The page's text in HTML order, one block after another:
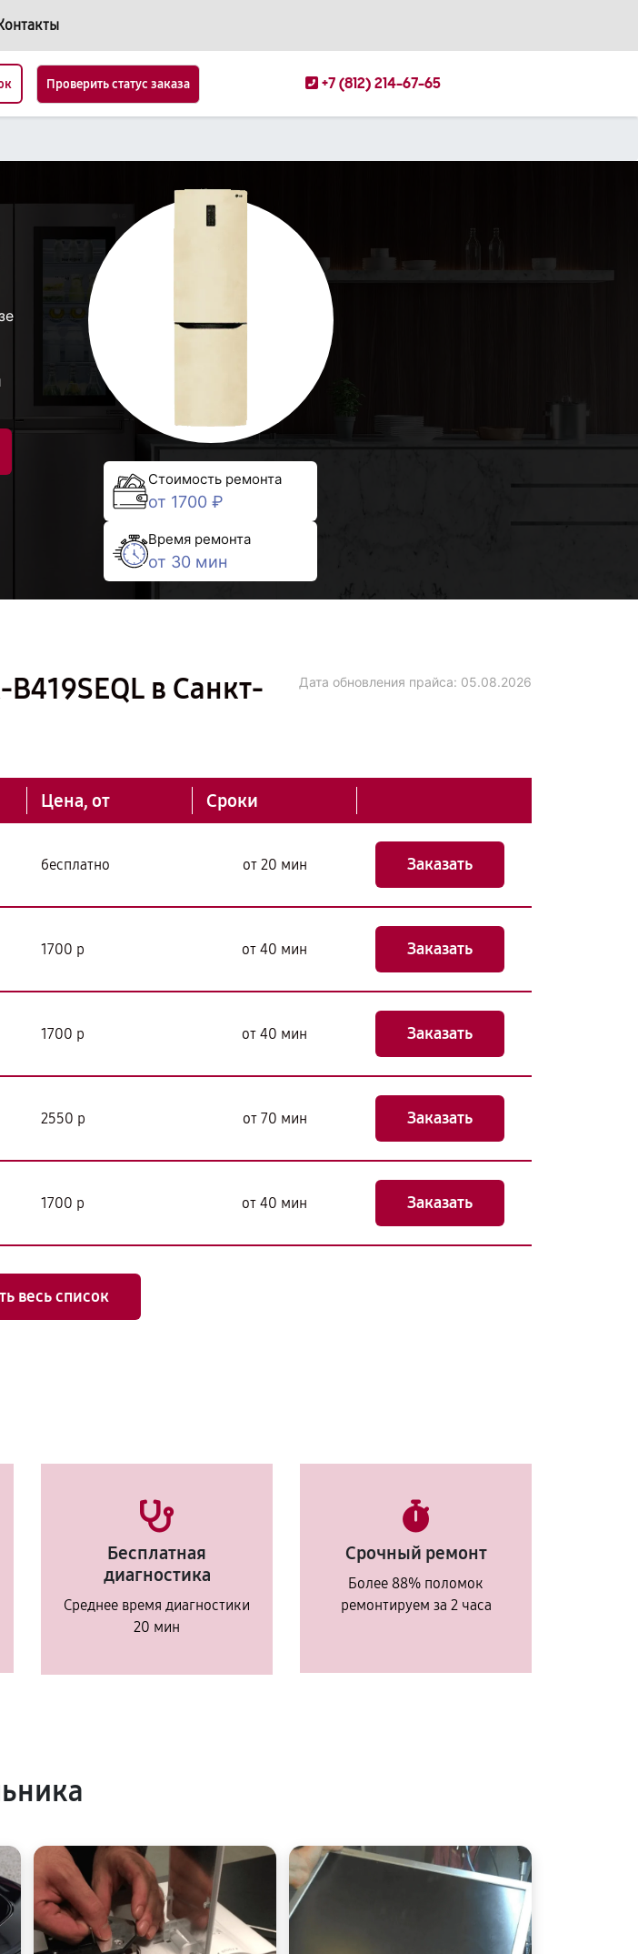
Проверить статус заказа +7 (812) 214-67-65
Стоимость ремонта
от 1700 ₽
Время ремонта
от 30 мин
в Санкт-
Дата обновления прайса: 05.08.2026
Цена, от Сроки
бесплатно от 20 мин Заказать
1700 р от 40 мин Заказать
1700 р от 40 мин Заказать
2550 р от 70 мин Заказать
1700 р от 40 мин Заказать
весь список
Бесплатная
диагностика
Среднее время диагностики
20 мин
Срочный ремонт
Более 88% поломок
ремонтируем за 2 часа